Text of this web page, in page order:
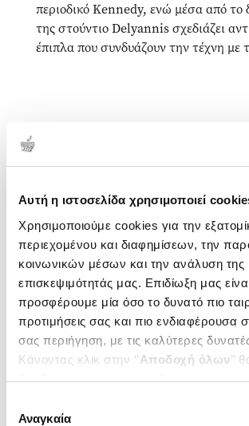
Αυτή η ιστοσελίδα χρησιμοποιεί
Χρησιμοποιούμε cookies για την
περιεχομένου και διαφημίσεων, την
κοινωνικών μέσων και την ανάλυση της
επισκεψιμότητάς μας. Επιδίωξη μας
προσφέρουμε μία όσο το δυνατό πιο
προτιμήσεις σας και πιο ενδιαφέρουσα
σας περιήγηση, με τις καλύτερες
Κάνοντας κλικ στην ‘’Αποδοχή όλων’’
βοηθήσετε να ανταποκριθούμε στα
ενδιαφέρουν και να επιλέξετε από τα
συγκατάθεσης
Αναγκαία
περιοδικό Kennedy, ενώ μέσα από το
της στούντιο Delyannis σχεδιάζει
έπιπλα που συνδυάζουν την τέχνη
αποτελεί ένα προσωπικό της
Κήπο - έναν τόπο ανακάλυψης και
διατηρούν ακόμη βλέμμα παιδιού.
1-1 από 1 προϊόντα